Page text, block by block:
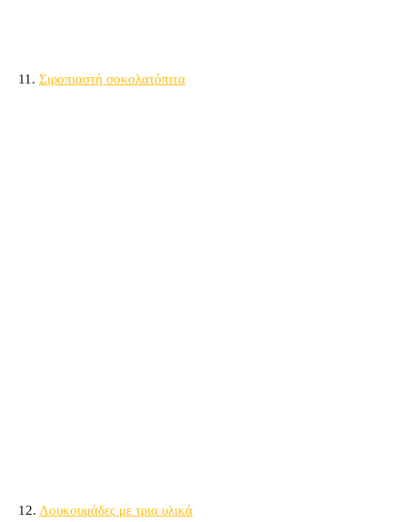
11. Σιροπιαστή σοκολατόπιτα
12. Λουκουμάδες με τρια υλικά